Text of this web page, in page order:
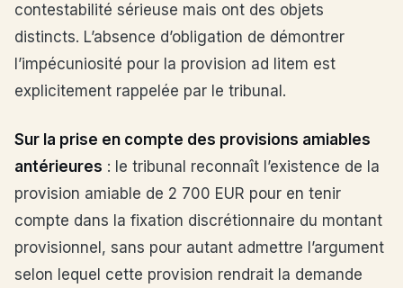
contestabilité sérieuse mais ont des objets
distincts. L’absence d’obligation de démontrer
l’impécuniosité pour la provision ad litem est
explicitement rappelée par le tribunal.
Sur la prise en compte des provisions amiables
antérieures : le tribunal reconnaît l’existence de la
provision amiable de 2 700 EUR pour en tenir
compte dans la fixation discrétionnaire du montant
provisionnel, sans pour autant admettre l’argument
selon lequel cette provision rendrait la demande